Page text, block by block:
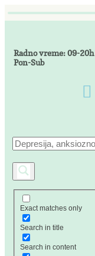
Radno vreme: 09-20h
Pon-Sub

Exact matches only
Search in title
Search in content